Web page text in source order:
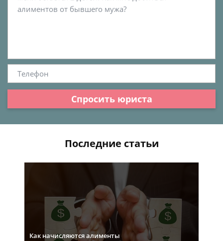
Спросить юриста
Последние статьи
Как начисляются алименты